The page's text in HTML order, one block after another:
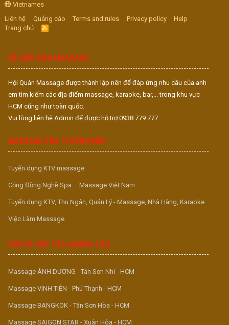
Vietnames
Liên hệ
Quảng cáo Terms and rules Privacy policy
Help
Trang chủ
R
S
VỀ DIỄN ĐÀN MASSAGE
Hội Quán Massage được thành lập nên để đáp ứng nhu cầu của anh
em tìm kiếm các địa điểm massage, karaoke, bar,... trong khu vực
HCM cũng như toàn quốc.
Vui lòng liên hệ Admin để được hỗ trợ 0938.779.777
MASSAGE VUA TUYỂN DỤNG
Tuyển dụng KTV massage
Cộng Đồng Nghề Spa – Massage Việt Nam
Tuyển dụng KTV, Thu Ngân, Quản Lý - Massage, Nhà Hàng, Karaoke
Việc Làm Massage
ĐƠN VỊ HỢP TÁC QUẢNG CÁO
Massage ÁNH DƯƠNG - Tân Sơn Nhì - HCM
Massage VINH TIÊN - Phú Thạnh - HCM
Massage BANGKOK - Tân Sơn Hòa - HCM
Massage SAIGON STAR - Xuân Hòa - HCM